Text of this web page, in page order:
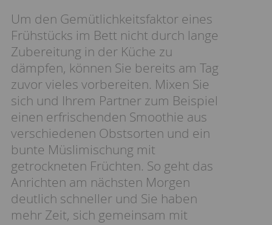
Um den Gemütlichkeitsfaktor eines
Frühstücks im Bett nicht durch lange
Zubereitung in der Küche zu
dämpfen, können Sie bereits am Tag
zuvor vieles vorbereiten. Mixen Sie
sich und Ihrem Partner zum Beispiel
einen erfrischenden Smoothie aus
verschiedenen Obstsorten und ein
bunte Müslimischung mit
getrockneten Früchten. So geht das
Anrichten am nächsten Morgen
deutlich schneller und Sie haben
mehr Zeit, sich gemeinsam mit